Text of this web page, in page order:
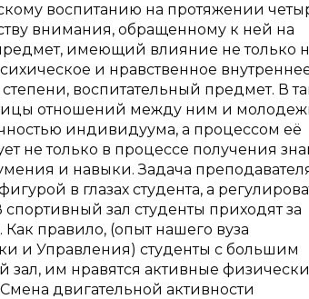
воспитанию на протяжении
внимания, обращенному к ней на
имеющий влияние не только
и нравственное
воспитательный предмет. В
отношений между ним и
индивидуума, а процессом её
не только в процессе получения
и навыки. Задача
в глазах студента, а
зал студенты приходят за
правило, (опыт нашего вуза
и Управления) студенты с большим
зал, им нравятся активные
двигательной активности